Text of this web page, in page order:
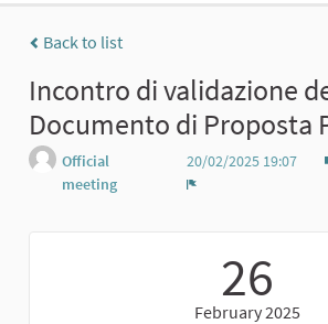
Back to list
Incontro di validazione
Documento di Proposta
Official
meeting
20/02/2025 19:07
26
February 2025